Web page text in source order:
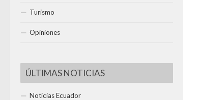
Turismo
Opiniones
ÚLTIMAS NOTICIAS
Noticias Ecuador